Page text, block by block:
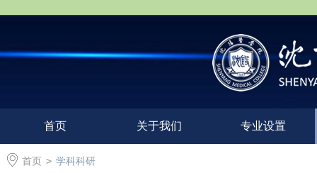
首页 关于我们 专业设置
首页 > 学科科研